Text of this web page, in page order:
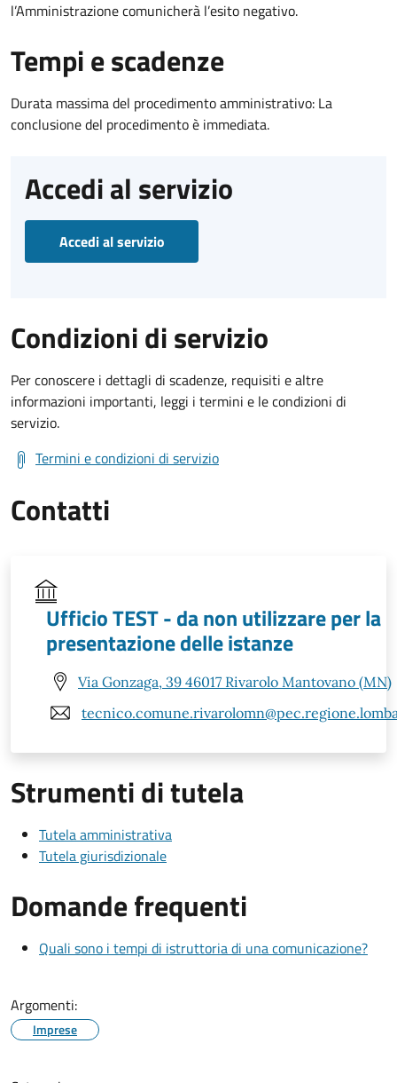
l’Amministrazione comunicherà l’esito negativo.
Tempi e scadenze
Durata massima del procedimento amministrativo: La
conclusione del procedimento è immediata.
Accedi al servizio
Accedi al servizio
Condizioni di servizio
Per conoscere i dettagli di scadenze, requisiti e altre
informazioni importanti, leggi i termini e le condizioni di
servizio.
Termini e condizioni di servizio
Contatti
Ufficio TEST - da non utilizzare per la
presentazione delle istanze
Via Gonzaga, 39 46017 Rivarolo Mantovano (MN)
Strumenti di tutela
Tutela amministrativa
Tutela giurisdizionale
Domande frequenti
Quali sono i tempi di istruttoria di una comunicazione?
Argomenti:
Imprese